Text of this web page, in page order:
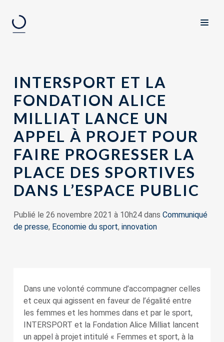
INTERSPORT ET LA
FONDATION ALICE
MILLIAT LANCE UN
APPEL À PROJET POUR
FAIRE PROGRESSER LA
PLACE DES SPORTIVES
DANS L’ESPACE PUBLIC
Publié le 26 novembre 2021 à 10h24 dans Communiqué
de presse, Economie du sport, innovation
Dans une volonté commune d’accompagner celles
et ceux qui agissent en faveur de l’égalité entre
les femmes et les hommes dans et par le sport,
INTERSPORT et la Fondation Alice Milliat lancent
un appel à projet intitulé « Femmes et sport, à la